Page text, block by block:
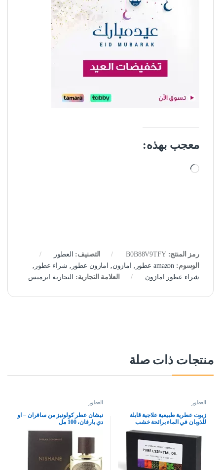
معجب بهذه:
جاري التحميل…
رمز المنتج:B0B88V9TFY التصنيف: العطور
الوسوم: amazon عطور , امازون, امازون عطور , شراء عطور ,
شراء عطور امازون
العلامة التجارية: التجارية ايرميس
منتجات ذات صلة
العطور
زيوت عطرية طبيعية علاجية قابلة
للذوبان في الماء برائحة خشب
الصندل والبرتقال الحلو واللافندر
والاوكالبتوس والليمون والنعناع من
سكاي تاتش، 6 قطع × 10 مل
العطور
نيشان عطر كولونيز من سافران – او
دي بارفان، 100 مل